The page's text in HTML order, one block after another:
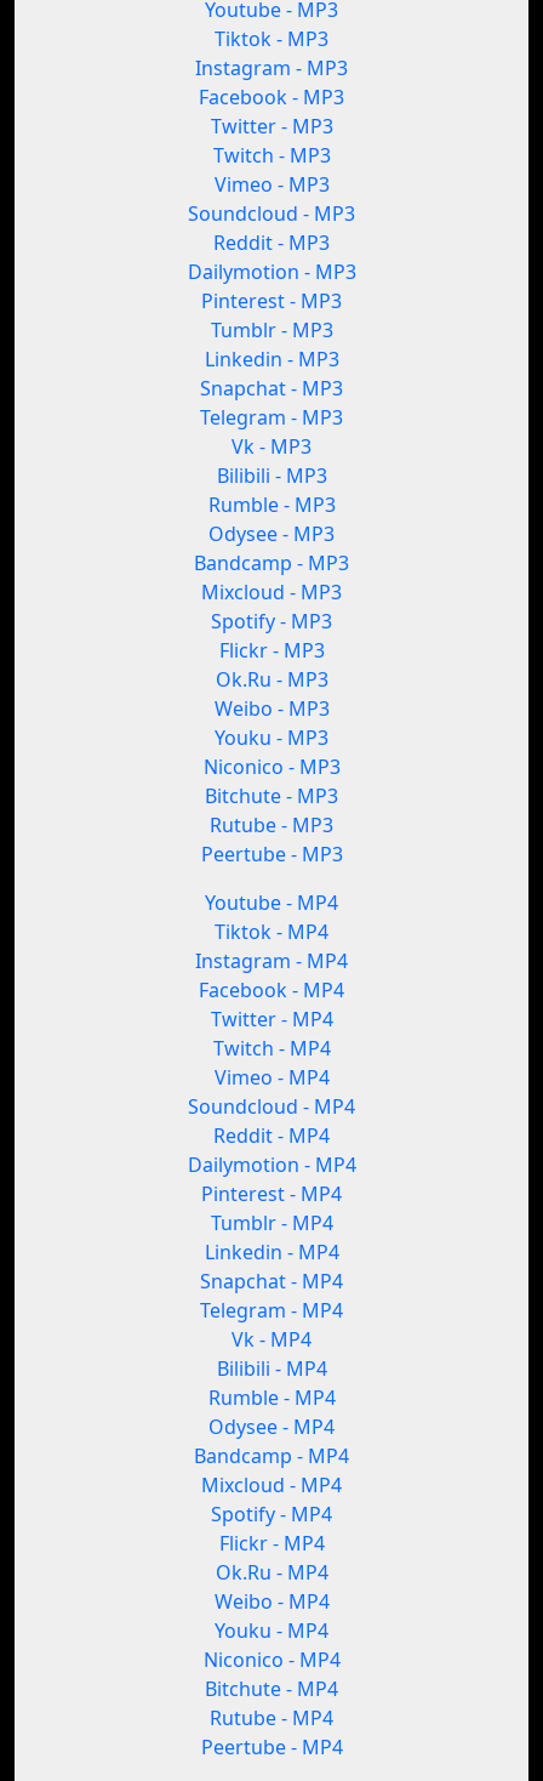
Youtube - MP3
Tiktok - MP3
Instagram - MP3
Facebook - MP3
Twitter - MP3
Twitch - MP3
Vimeo - MP3
Soundcloud - MP3
Reddit - MP3
Dailymotion - MP3
Pinterest - MP3
Tumblr - MP3
Linkedin - MP3
Snapchat - MP3
Telegram - MP3
Vk - MP3
Bilibili - MP3
Rumble - MP3
Odysee - MP3
Bandcamp - MP3
Mixcloud - MP3
Spotify - MP3
Flickr - MP3
Ok.Ru - MP3
Weibo - MP3
Youku - MP3
Niconico - MP3
Bitchute - MP3
Rutube - MP3
Peertube - MP3
Youtube - MP4
Tiktok - MP4
Instagram - MP4
Facebook - MP4
Twitter - MP4
Twitch - MP4
Vimeo - MP4
Soundcloud - MP4
Reddit - MP4
Dailymotion - MP4
Pinterest - MP4
Tumblr - MP4
Linkedin - MP4
Snapchat - MP4
Telegram - MP4
Vk - MP4
Bilibili - MP4
Rumble - MP4
Odysee - MP4
Bandcamp - MP4
Mixcloud - MP4
Spotify - MP4
Flickr - MP4
Ok.Ru - MP4
Weibo - MP4
Youku - MP4
Niconico - MP4
Bitchute - MP4
Rutube - MP4
Peertube - MP4